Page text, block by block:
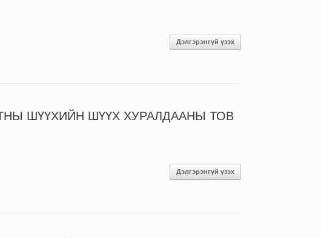
Дэлгэрэнгүй үзэх
ШҮҮХИЙН ШҮҮХ ХУРАЛДААНЫ ТОВ
Дэлгэрэнгүй үзэх